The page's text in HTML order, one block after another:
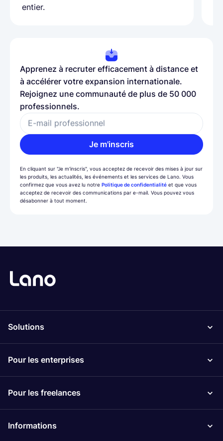
entier.
Apprenez à recruter efficacement à distance et
à accélérer votre expansion internationale.
Rejoignez une communauté de plus de 50 000
professionnels.
E-mail professionnel
Je m'inscris
En cliquant sur "Je m'inscris", vous acceptez de recevoir des mises à jour sur
les produits, les actualités, les événements et les services de Lano. Vous
confirmez que vous avez lu notre Politique de confidentialité et que vous
acceptez de recevoir des communications par e-mail. Vous pouvez vous
désabonner à tout moment.
Solutions
Pour les enterprises
Pour les freelances
Informations